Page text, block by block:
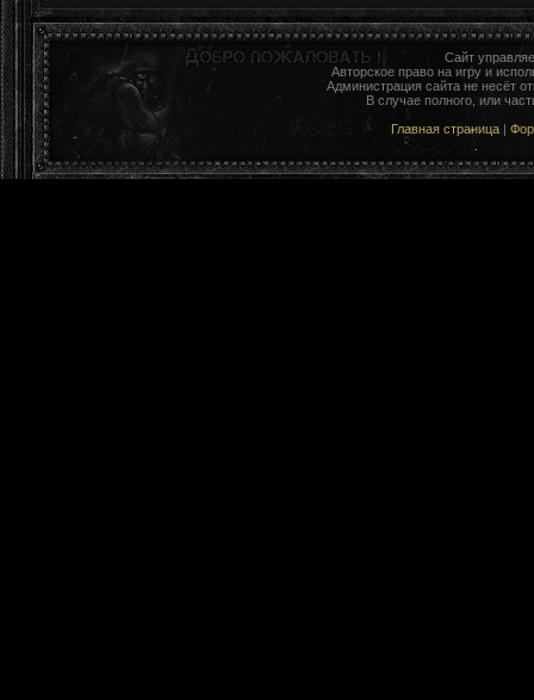
Сайт
Авторское право на игру и
Администрация сайта не несёт
В случае полного, или
Главная страница |